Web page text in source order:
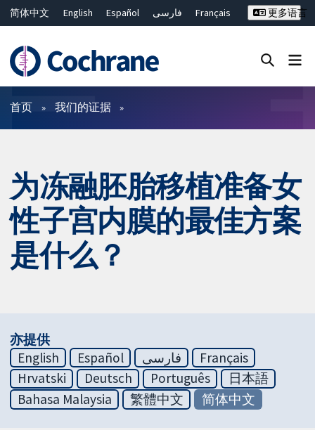
简体中文 English Español فارسی
Français
ไทย
繁體中文
更多语言
过滤
首页 我们的证据
为冻融胚胎移植准备女
性子宫内膜的最佳方案
是什么？
亦提供
English
Español فارسی
Français
Hrvatski
Deutsch Português
日本語
Bahasa Malaysia
繁體中文 简体中文